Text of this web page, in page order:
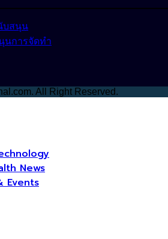
บสนุน
นการจัดทำ
All Right Reserved.
News
Events